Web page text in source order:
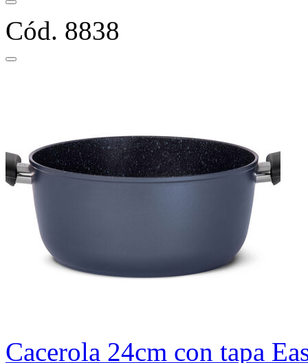
Cód. 8838
Cacerola 24cm con tapa